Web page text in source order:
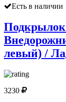
Есть в наличии
Подкрылок
левый) /
3230